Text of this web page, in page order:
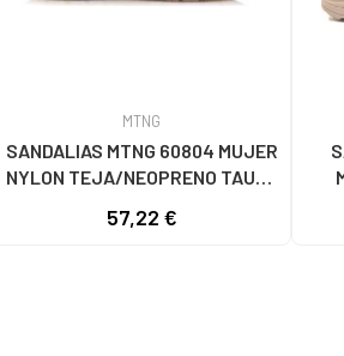
MTNG
SANDALIAS MTNG 60804 MUJER
NYLON TEJA/NEOPRENO TAUPE
NEOPRENE TAUPE
57,22 €